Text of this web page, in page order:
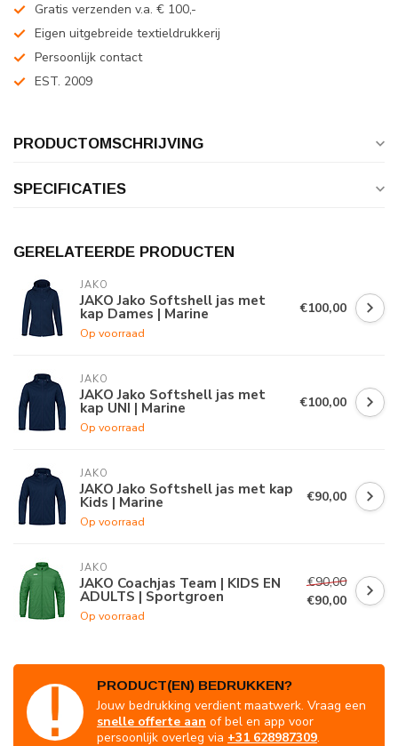
Gratis verzenden v.a. € 100,-
Eigen uitgebreide textieldrukkerij
Persoonlijk contact
EST. 2009
PRODUCTOMSCHRIJVING
SPECIFICATIES
GERELATEERDE PRODUCTEN
JAKO
JAKO Jako Softshell jas met
kap Dames | Marine
Op voorraad
€100,00
JAKO
JAKO Jako Softshell jas met
kap UNI | Marine
Op voorraad
€100,00
JAKO
JAKO Jako Softshell jas met kap
Kids | Marine
Op voorraad
€90,00
JAKO
JAKO Coachjas Team | KIDS EN
ADULTS | Sportgroen
Op voorraad
€90,00
€90,00
PRODUCT(EN) BEDRUKKEN?
Jouw bedrukking verdient maatwerk. Vraag een
snelle offerte aan of bel en app voor
persoonlijk overleg via +31 628987309.